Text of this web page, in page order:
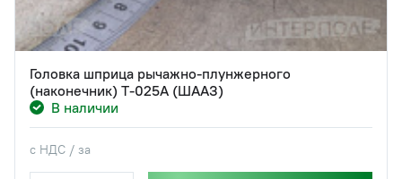
Головка шприца рычажно-плунжерного
(наконечник) Т-025А (ШААЗ)
В наличии
с НДС / за